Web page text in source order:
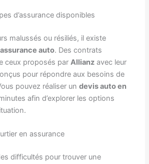
d’assurance disponibles
malussés ou résiliés, il existe
assurance auto. Des contrats
ceux proposés parAllianz avec leur
pour répondre aux besoins de
pouvez réaliser undevis auto en
afin d’explorer les options
en assurance
difficultés pour trouver une